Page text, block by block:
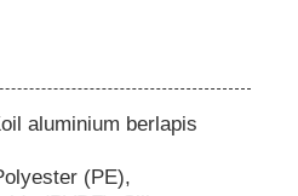
aluminium berlapis
(PE),